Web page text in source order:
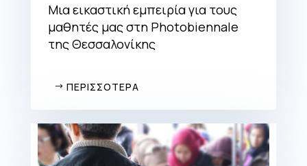
Μια εικαστική εμπειρία για τους
μαθητές μας στη Photobiennale
της Θεσσαλονίκης
ΠΕΡΙΣΣΟΤΕΡΑ